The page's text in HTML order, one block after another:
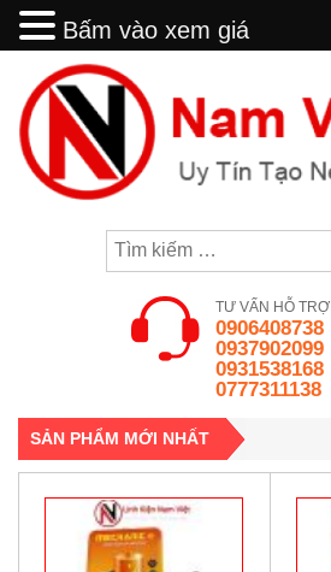
content
TƯ VẤN HỖ TRỢ
0906408738
0937902099
0931538168
0777311138
SẢN PHẨM MỚI NHẤT
Bấm vào xem giá
Bấm vào xem giá